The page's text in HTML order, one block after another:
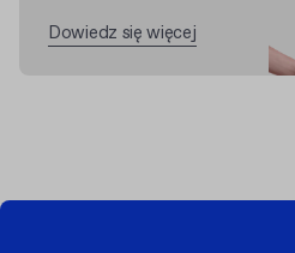
Dowiedz się więcej